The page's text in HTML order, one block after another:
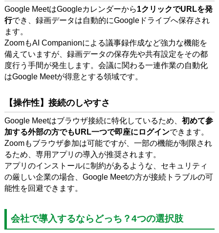
Google MeetはGoogleカレンダーから1クリックでURLを発
行でき、録画データは自動的にGoogleドライブへ保存され
ます。
ZoomもAI Companionによる議事録作成など強力な機能を
備えていますが、録画データの保存先や共有設定をその都
度行う手間が発生します。会議に関わる一連作業の自動化
はGoogle Meetが得意とする領域です。
【操作性】接続のしやすさ
Google Meetはブラウザ接続に特化しているため、 初めて参
加する外部の方でもURL一つで即座にログインできます。
Zoomもブラウザ参加は可能ですが、一部の機能が制限され
るため、専用アプリの導入が推奨されます。
アプリのインストールに制約があるような、セキュリティ
の厳しい企業の場合、Google Meetの方が接続トラブルの可
能性を回避できます。
会社で導入するならどっち？4つの選択肢